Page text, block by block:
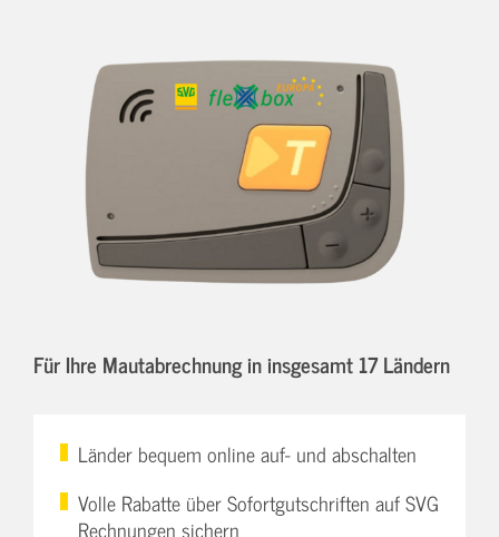
Für Ihre Mautabrechnung in insgesamt 17 Ländern
Länder bequem online auf- und abschalten
Volle Rabatte über Sofortgutschriften auf SVG
Rechnungen sichern